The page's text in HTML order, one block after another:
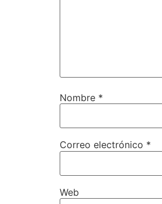
Nombre *
Correo electrónico *
Web